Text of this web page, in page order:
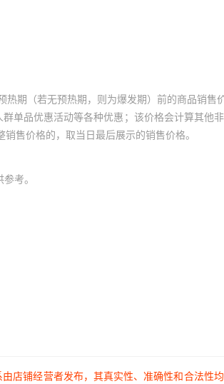
热期（若无预热期，则为爆发期）前的商品销售
单品优惠活动等各种优惠；该价格会计算其他
售价格的，取当日最后展示的销售价格。
考。
店铺经营者发布，其真实性、准确性和合法性